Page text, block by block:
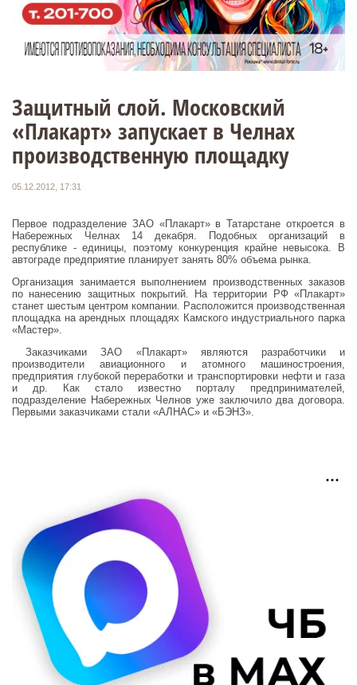
Защитный слой. Московский
«Плакарт» запускает в Челнах
производственную площадку
05.12.2012, 17:31
Первое подразделение ЗАО «Плакарт» в Татарстане откроется в
Набережных Челнах 14 декабря. Подобных организаций в
республике - единицы, поэтому конкуренция крайне невысока. В
автограде предприятие планирует занять 80% объема рынка.
Организация занимается выполнением производственных заказов
по нанесению защитных покрытий. На территории РФ «Плакарт»
станет шестым центром компании. Расположится производственная
площадка на арендных площадях Камского индустриального парка
«Мастер».
Заказчиками ЗАО «Плакарт» являются разработчики и
производители авиационного и атомного машиностроения,
предприятия глубокой переработки и транспортировки нефти и газа
и др. Как стало известно порталу предпринимателей,
подразделение Набережных Челнов уже заключило два договора.
Первыми заказчиками стали «АЛНАС» и «БЭНЗ».